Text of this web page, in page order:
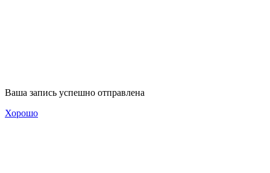
Ваша запись успешно отправлена
Хорошо